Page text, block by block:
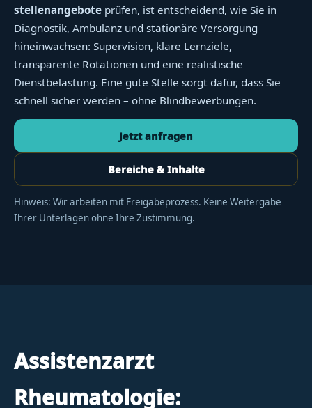
stellenangebote prüfen, ist entscheidend, wie Sie in
Diagnostik, Ambulanz und stationäre Versorgung
hineinwachsen: Supervision, klare Lernziele,
transparente Rotationen und eine realistische
Dienstbelastung. Eine gute Stelle sorgt dafür, dass Sie
schnell sicher werden – ohne Blindbewerbungen.
Jetzt anfragen
Bereiche & Inhalte
Hinweis: Wir arbeiten mit Freigabeprozess. Keine Weitergabe
Ihrer Unterlagen ohne Ihre Zustimmung.
Assistenzarzt
Rheumatologie: